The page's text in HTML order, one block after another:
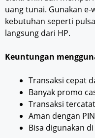
uang tunai. Gunakan
kebutuhan seperti
langsung dari HP.
Keuntungan
Transaksi cepat
Banyak promo
Transaksi
Aman dengan
Bisa digunakan